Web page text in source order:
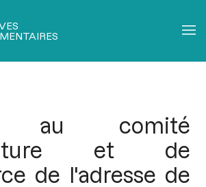
au comité
et de
de l'adresse de